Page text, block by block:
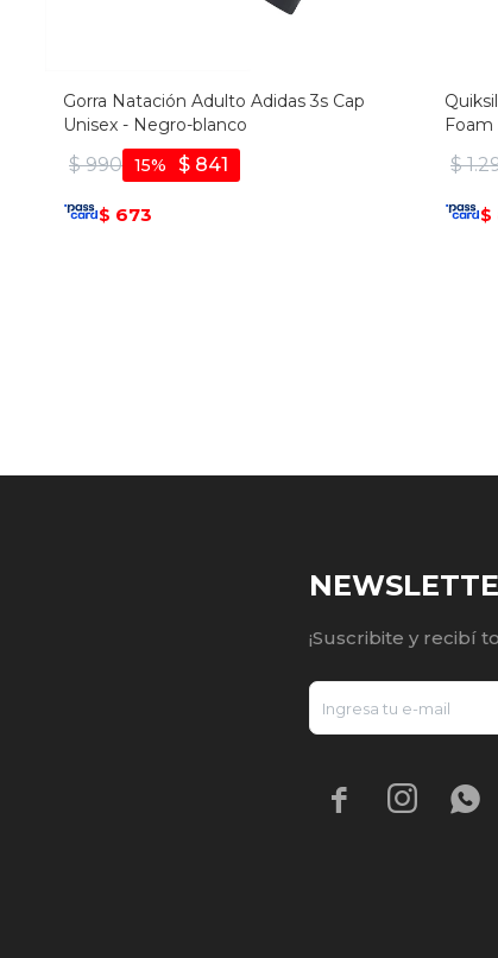
Gorra Natación Adulto Adidas 3s Cap
Unisex - Negro-blanco
$ 990 $ 841
15
$ 673
Foam
$
$
¡Suscribite y recibí
  